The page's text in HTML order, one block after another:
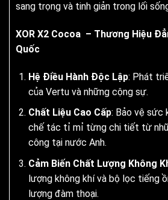
sang trọng và tinh giản trong lối
XOR X2 Cocoa – Thương Hiệu
Quốc
Hệ Điều Hành Độc Lập: Phát
của Vertu và những cộng sự.
Chất Liệu Cao Cấp: Bảo vệ sức
chế tác tỉ mỉ từng chi tiết từ
công tại nước Anh.
Cảm Biến Chất Lượng Không
lượng không khí và bộ lọc tiếng
lượng đàm thoại.